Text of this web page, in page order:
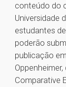
conteúdo do
Universidade
estudantes
poderão
publicação
Comparative